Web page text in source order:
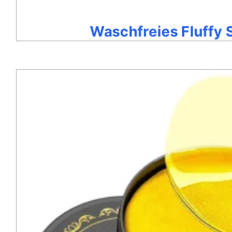
Waschfreies Fluffy